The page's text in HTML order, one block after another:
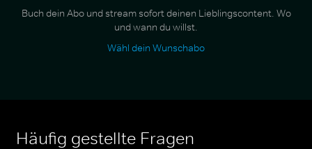
Buch dein Abo und stream sofort deinen Lieblingscontent. Wo
und wann du willst.
Wähl dein Wunschabo
Häufig gestellte Fragen